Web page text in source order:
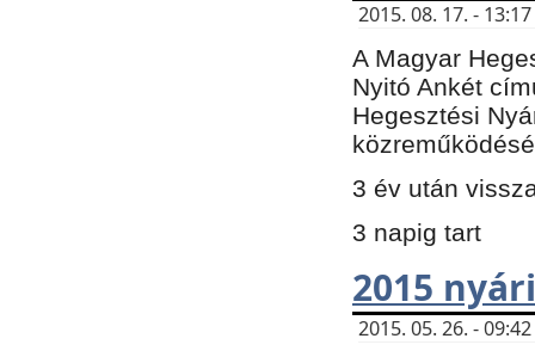
2015. 08. 17. -
A Magyar
Nyitó Ankét
Hegesztési
3 év után
3 napig tart
2015
2015. 05. 26. -